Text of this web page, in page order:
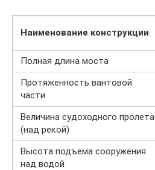
Наименование конструкции
Полная длина моста
Протяженность вантовой
части
Величина судоходного пролета
(над рекой)
Высота подъема сооружения
над водой